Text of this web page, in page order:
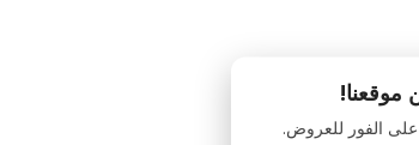
الفور للعروض.